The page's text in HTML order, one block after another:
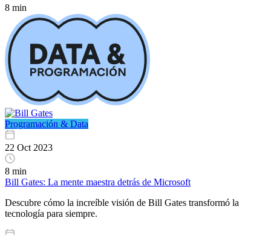
8 min
Programación & Data
22 Oct 2023
8 min
Bill Gates: La mente maestra detrás de Microsoft
Descubre cómo la increíble visión de Bill Gates transformó la
tecnología para siempre.